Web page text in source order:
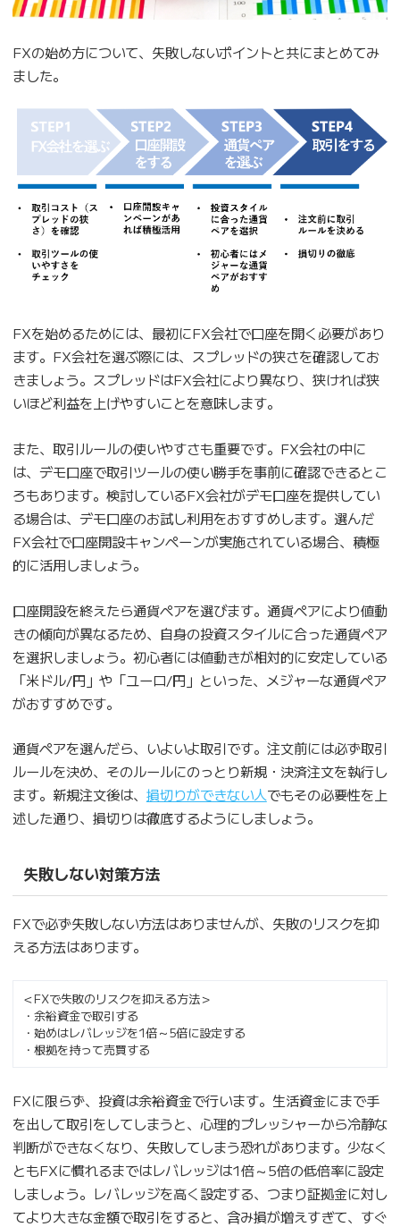
FXの始め方について、失敗しないポイントと共にまとめてみ
ました。
FXを始めるためには、最初にFX会社で口座を開く必要があり
ます。FX会社を選ぶ際には、スプレッドの狭さを確認してお
きましょう。スプレッドはFX会社により異なり、狭ければ狭
いほど利益を上げやすいことを意味します。
また、取引ルールの使いやすさも重要です。FX会社の中に
は、デモ口座で取引ツールの使い勝手を事前に確認できるとこ
ろもあります。検討しているFX会社がデモ口座を提供してい
る場合は、デモ口座のお試し利用をおすすめします。選んだ
FX会社で口座開設キャンペーンが実施されている場合、積極
的に活用しましょう。
口座開設を終えたら通貨ペアを選びます。通貨ペアにより値動
きの傾向が異なるため、自身の投資スタイルに合った通貨ペア
を選択しましょう。初心者には値動きが相対的に安定している
「米ドル/円」や「ユーロ/円」といった、メジャーな通貨ペア
がおすすめです。
通貨ペアを選んだら、いよいよ取引です。注文前には必ず取引
ルールを決め、そのルールにのっとり新規・決済注文を執行し
ます。新規注文後は、 損切りができない人でもその必要性を上
述した通り、損切りは徹底するようにしましょう。
失敗しない対策方法
FXで必ず失敗しない方法はありませんが、失敗のリスクを抑
える方法はあります。
＜FXで失敗のリスクを抑える方法＞
・余裕資金で取引する
・始めはレバレッジを1倍～5倍に設定する
・根拠を持って売買する
FXに限らず、投資は余裕資金で行います。生活資金にまで手
を出して取引をしてしまうと、心理的プレッシャーから冷静な
判断ができなくなり、失敗してしまう恐れがあります。少なく
ともFXに慣れるまではレバレッジは1倍～5倍の低倍率に設定
しましょう。レバレッジを高く設定する、つまり証拠金に対し
てより大きな金額で取引をすると、含み損が増えすぎて、すぐ